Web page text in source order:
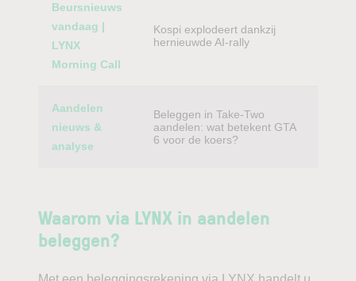
Beursnieuws
vandaag |
LYNX
Morning Call
Kospi explodeert dankzij
hernieuwde AI-rally
Aandelen
nieuws &
analyse
Beleggen in Take-Two
aandelen: wat betekent GTA
6 voor de koers?
Waarom via LYNX in aandelen
beleggen?